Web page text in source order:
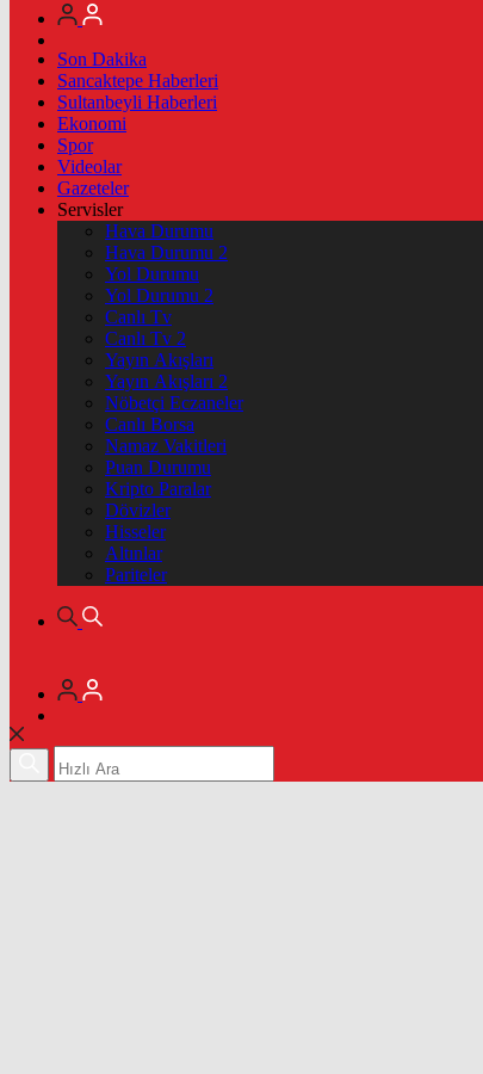
Son Dakika
Sancaktepe Haberleri
Sultanbeyli Haberleri
Ekonomi
Spor
Videolar
Gazeteler
Servisler
Hava Durumu
Hava Durumu 2
Yol Durumu
Yol Durumu 2
Canlı Tv
Canlı Tv 2
Yayın Akışları
Yayın Akışları 2
Nöbetçi Eczaneler
Canlı Borsa
Namaz Vakitleri
Puan Durumu
Kripto Paralar
Dövizler
Hisseler
Altınlar
Pariteler